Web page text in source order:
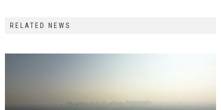
RELATED NEWS